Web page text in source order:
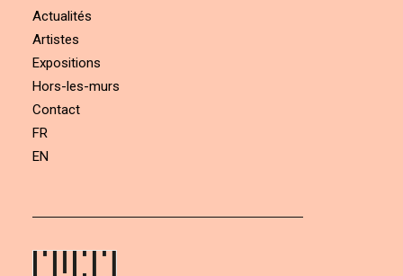
Actualités
Artistes
Expositions
Hors-les-murs
Contact
FR
EN